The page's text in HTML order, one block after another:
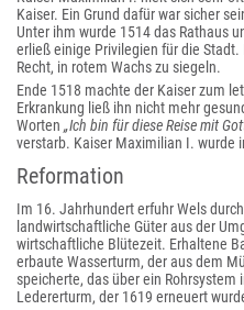
Kaiser. Ein Grund dafür war sicher
Unter ihm wurde 1514 das Rathaus
erließ einige Privilegien für die
Recht, in rotem Wachs zu siegeln.
Ende 1518 machte der Kaiser zum
Erkrankung ließ ihn nicht mehr
Worten „Ich bin für diese Reise mit
verstarb. Kaiser Maximilian I. wurde
Reformation
Im 16. Jahrhundert erfuhr Wels
landwirtschaftliche Güter aus der
wirtschaftliche Blütezeit. Erhaltene
erbaute Wasserturm, der aus dem
speicherte, das über ein
Ledererturm, der 1619 erneuert